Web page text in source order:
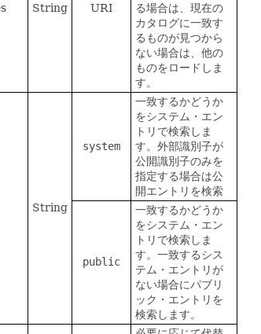
String URI
る場合は、現在の
カタログに一致す
るものが見つから
ない場合は、他の
ものをロードしま
す。
String
system
一致するかどうか
をシステム・エン
トリで検索しま
す。外部識別子が
公開識別子のみを
指定する場合は公
開エントリを検索
public
一致するかどうか
をシステム・エン
トリで検索しま
す。一致するシス
テム・エントリが
ない場合にパブリ
ック・エントリを
検索します。